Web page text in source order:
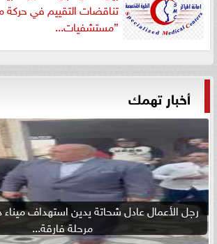
تناقضات التقييم في حركة
”مستشفيات...
أخبار تهمك
رجل الأعمال عادل شحاتة يدين استهداف ميناء
مرحلة فارقة...